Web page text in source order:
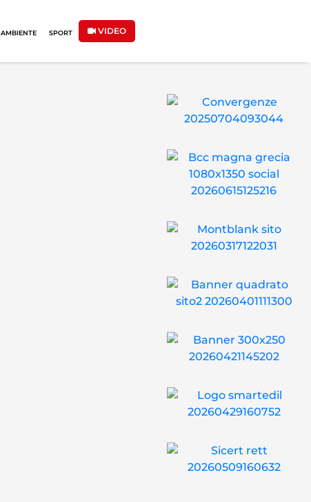
AMBIENTE SPORT VIDEO